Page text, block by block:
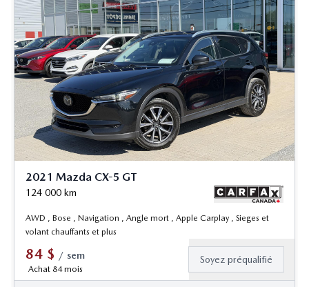
2021 Mazda CX-5 GT
124 000 km
AWD , Bose , Navigation , Angle mort , Apple Carplay , Sieges et
volant chauffants et plus
84 $ / sem
Achat 84 mois
Soyez préqualifié